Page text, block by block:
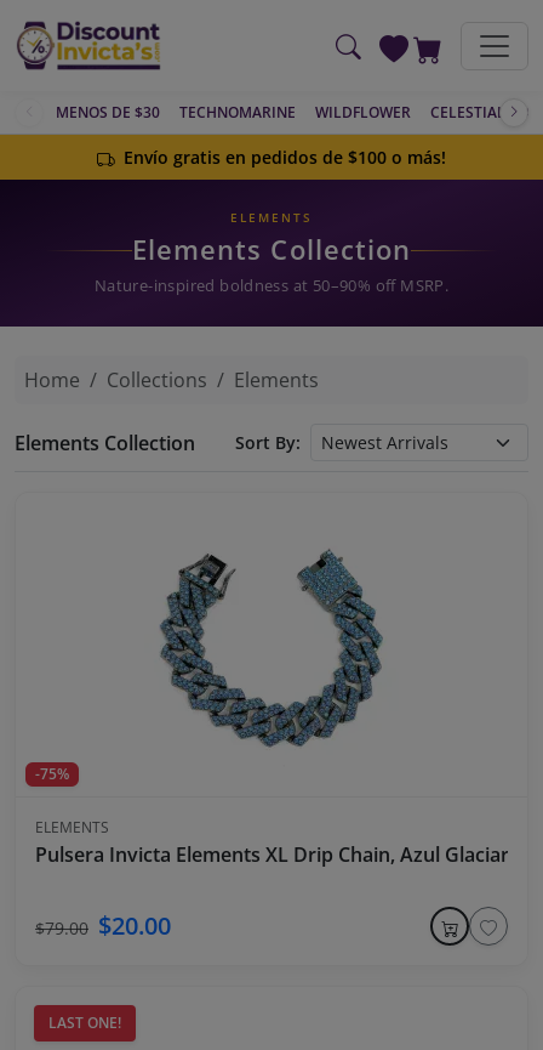
MENOS DE $30 TECHNOMARINE WILDFLOWER CELESTIAL
Envío gratis en pedidos de $100 o más!
ELEMENTS
Elements Collection
Nature-inspired boldness at 50–90% off MSRP.
Home Collections Elements
Elements Collection Sort By:
-75%
ELEMENTS
Pulsera Invicta Elements XL Drip Chain, Azul Glaciar
$79.00 $20.00
LAST ONE!